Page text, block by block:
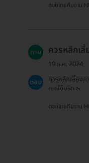
ตอบโดยทีมงาน
ถาม ควรหลีกเลี่
19 ธ.ค. 2024
ตอบ
ควรหลีกเลี่ยง
การใช้บริการ
ตอบโดยทีมงาน